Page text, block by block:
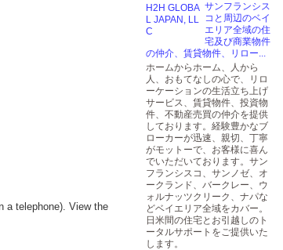
a telephone). View the
サンフランシス
コと周辺のベイ
エリア全域の住
宅及び商業物件
の仲介、賃貸物件、リロー...
ホームからホーム、人から
人、おもてなしの心で、リロ
ーケーションの生活立ち上げ
サービス、賃貸物件、投資物
件、不動産売買の仲介を提供
しております。経験豊かなブ
ローカーが迅速、親切、丁寧
がモットーで、お客様に喜ん
でいただいております。サン
フランシスコ、サンノゼ、オ
ークランド、バークレー、ウ
ォルナッツクリーク、ナパな
どベイエリア全域をカバー。
日米間の住宅とお引越しのト
ータルサポートをご提供いた
します。